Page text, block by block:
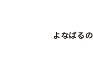
よなばる